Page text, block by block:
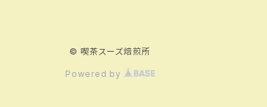
© 喫茶スーズ焙煎所
Powered by